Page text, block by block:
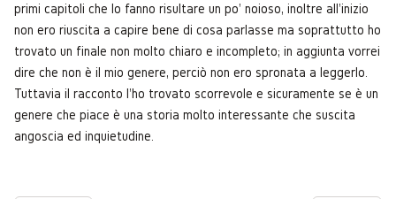
primi capitoli che lo fanno risultare un po' noioso, inoltre all'inizio
non ero riuscita a capire bene di cosa parlasse ma soprattutto ho
trovato un finale non molto chiaro e incompleto; in aggiunta vorrei
dire che non è il mio genere, perciò non ero spronata a leggerlo.
Tuttavia il racconto l'ho trovato scorrevole e sicuramente se è un
genere che piace è una storia molto interessante che suscita
angoscia ed inquietudine.